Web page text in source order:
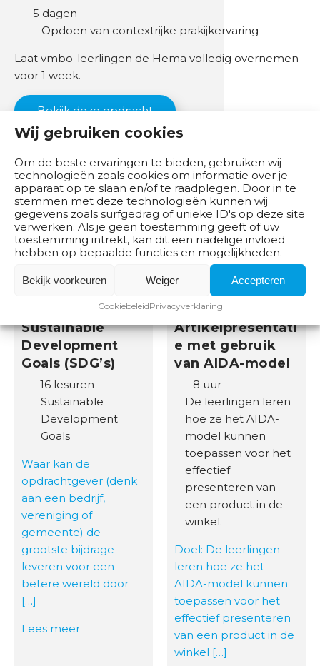
Wij gebruiken cookies
Om de beste ervaringen te bieden, gebruiken wij
technologieën zoals cookies om informatie over je
apparaat op te slaan en/of te raadplegen. Door in te
stemmen met deze technologieën kunnen wij
gegevens zoals surfgedrag of unieke ID's op deze site
verwerken. Als je geen toestemming geeft of uw
toestemming intrekt, kan dit een nadelige invloed
hebben op bepaalde functies en mogelijkheden.
Accepteren
Weiger
Bekijk voorkeuren
CookiebeleidPrivacyverklaring
5 dagen
Opdoen van contextrijke prakijkervaring
Laat vmbo-leerlingen de Hema volledig overnemen
voor 1 week.
Bekijk deze opdracht
Sustainable
Development
Goals (SDG’s)
16 lesuren
Sustainable
Development
Goals
Waar kan de
opdrachtgever (denk
aan een bedrijf,
vereniging of
gemeente) de
grootste bijdrage
leveren voor een
betere wereld door
[…]
Lees meer
Artikelpresentati
e met gebruik
van AIDA-model
8 uur
De leerlingen leren
hoe ze het AIDA-
model kunnen
toepassen voor het
effectief
presenteren van
een product in de
winkel.
Doel: De leerlingen
leren hoe ze het
AIDA-model kunnen
toepassen voor het
effectief presenteren
van een product in de
winkel […]